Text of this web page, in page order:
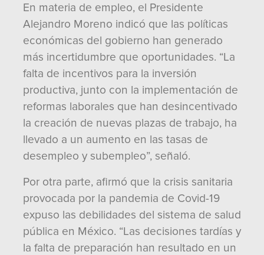
En materia de empleo, el Presidente
Alejandro Moreno indicó que las políticas
económicas del gobierno han generado
más incertidumbre que oportunidades. “La
falta de incentivos para la inversión
productiva, junto con la implementación de
reformas laborales que han desincentivado
la creación de nuevas plazas de trabajo, ha
llevado a un aumento en las tasas de
desempleo y subempleo”, señaló.
Por otra parte, afirmó que la crisis sanitaria
provocada por la pandemia de Covid-19
expuso las debilidades del sistema de salud
pública en México. “Las decisiones tardías y
la falta de preparación han resultado en un